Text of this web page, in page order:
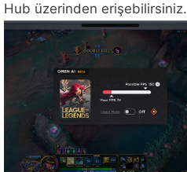
Hub üzerinden erişebilirsiniz.